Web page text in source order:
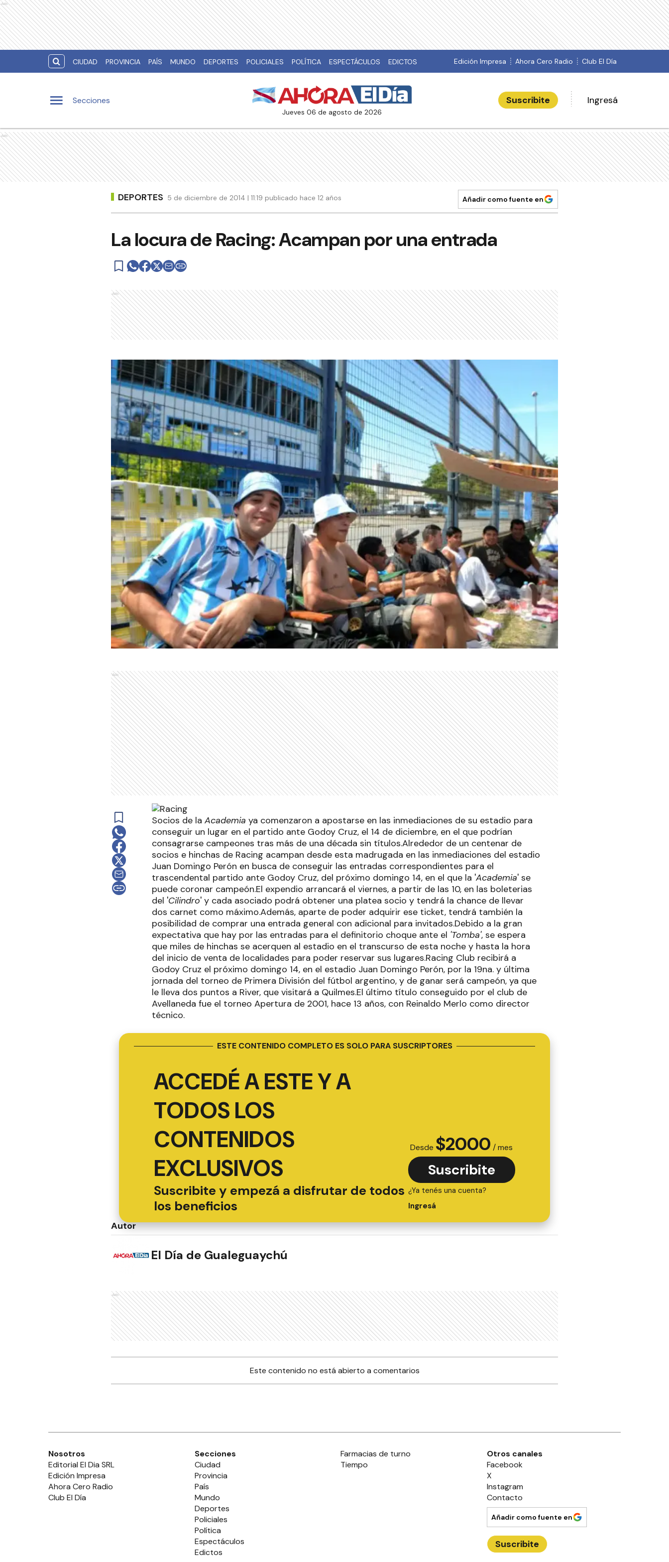
Ads
CIUDAD PROVINCIA PAÍS MUNDO DEPORTES POLICIALES POLÍTICA ESPECTÁCULOS EDICTOS Edición Impresa Ahora Cero Radio Club El Día
Secciones
jueves 06 de agosto de 2026
Suscribite Ingresá
Ads
DEPORTES 5 de diciembre de 2014 | 11:19 publicado hace 12 años Añadir como fuente en
La locura de Racing: Acampan por una entrada
Ads
Ads
Socios de la Academia ya comenzaron a apostarse en las inmediaciones de su estadio para
conseguir un lugar en el partido ante Godoy Cruz, el 14 de diciembre, en el que podrían
consagrarse campeones tras más de una década sin títulos.Alrededor de un centenar de
socios e hinchas de Racing acampan desde esta madrugada en las inmediaciones del estadio
Juan Domingo Perón en busca de conseguir las entradas correspondientes para el
trascendental partido ante Godoy Cruz, del próximo domingo 14, en el que la 'Academia' se
puede coronar campeón.El expendio arrancará el viernes, a partir de las 10, en las boleterias
del 'Cilindro' y cada asociado podrá obtener una platea socio y tendrá la chance de llevar
dos carnet como máximo.Además, aparte de poder adquirir ese ticket, tendrá también la
posibilidad de comprar una entrada general con adicional para invitados.Debido a la gran
expectativa que hay por las entradas para el definitorio choque ante el 'Tomba', se espera
que miles de hinchas se acerquen al estadio en el transcurso de esta noche y hasta la hora
del inicio de venta de localidades para poder reservar sus lugares.Racing Club recibirá a
Godoy Cruz el próximo domingo 14, en el estadio Juan Domingo Perón, por la 19na. y última
jornada del torneo de Primera División del fútbol argentino, y de ganar será campeón, ya que
le lleva dos puntos a River, que visitará a Quilmes.El último título conseguido por el club de
Avellaneda fue el torneo Apertura de 2001, hace 13 años, con Reinaldo Merlo como director
técnico.
ESTE CONTENIDO COMPLETO ES SOLO PARA SUSCRIPTORES
ACCEDÉ A ESTE Y A
TODOS LOS
CONTENIDOS
EXCLUSIVOS
Suscribite y empezá a disfrutar de todos
los beneficios
Desde $2000 / mes
Suscribite
¿Ya tenés una cuenta?
Ingresá
Autor
El Día de Gualeguaychú
Ads
Este contenido no está abierto a comentarios
Nosotros
Editorial El Dia SRL
Edición Impresa
Ahora Cero Radio
Club El Día
Secciones
Ciudad
Provincia
País
Mundo
Deportes
Policiales
Política
Espectáculos
Edictos
Farmacias de turno
Tiempo
Otros canales
Facebook
X
Instagram
Contacto
Añadir como fuente en
Suscribite